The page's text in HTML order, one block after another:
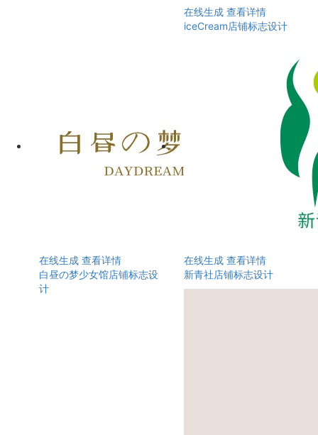
在线生成 查看详情
iceCream店铺标志设计
在线生成 查看详情
白昼の梦少女馆店铺标志设
计
在线生成 查看详情
新青社店铺标志设计